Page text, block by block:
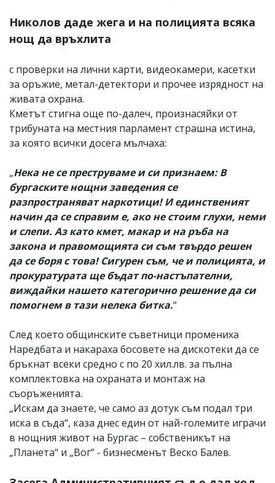
Николов даде жега и на полицията всяка
нощ да връхлита
с проверки на лични карти, видеокамери, касетки
за оръжие, метал-детектори и прочее изрядност на
живата охрана.
Кметът стигна още по-далеч, произнасяйки от
трибуната на местния парламент страшна истина,
за която всички досега мълчаха:
„Нека не се преструваме и си признаем: В
бургаските нощни заведения се
разпространяват наркотици! И единственият
начин да се справим е, ако не стоим глухи, неми
и слепи. Аз като кмет, макар и на ръба на
закона и правомощията си съм твърдо решен
да се боря с това! Сигурен съм, че и полицията, и
прокуратурата ще бъдат по-настъпателни,
виждайки нашето категорично решение да си
помогнем в тази нелека битка.“
След което общинските съветници промениха
Наредбата и накараха босовете на дискотеки да се
бръкнат всеки средно с по 20 хил.лв. за пълна
комплектовка на охраната и монтаж на
съоръженията.
„Искам да знаете, че само аз дотук съм подал три
иска в съда“, каза днес един от най-големите играчи
в нощния живот на Бургас – собственикът на
„Планета“ и „Вог“ - бизнесменът Веско Балев.